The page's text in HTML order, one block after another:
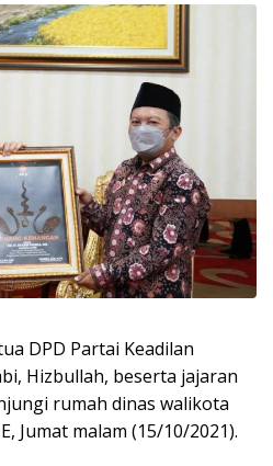
DPD Partai Keadilan
Hizbullah, beserta jajaran
rumah dinas walikota
Jumat malam (15/10/2021).